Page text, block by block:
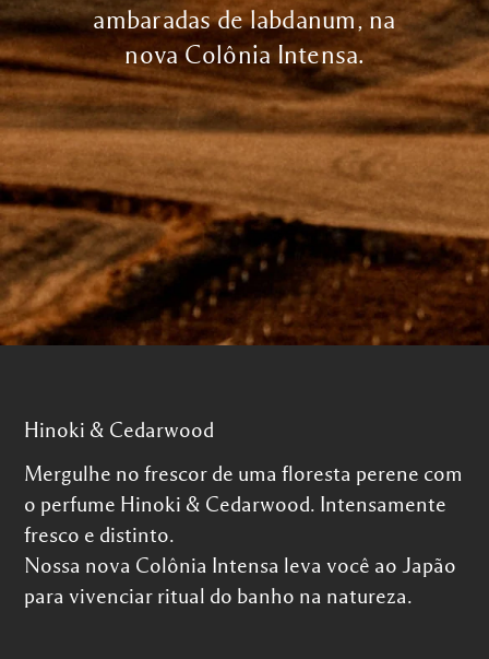
ambaradas de labdanum, na
nova Colônia Intensa.
Hinoki & Cedarwood
Mergulhe no frescor de uma floresta perene com
o perfume Hinoki & Cedarwood. Intensamente
fresco e distinto.
Nossa nova Colônia Intensa leva você ao Japão
para vivenciar ritual do banho na natureza.